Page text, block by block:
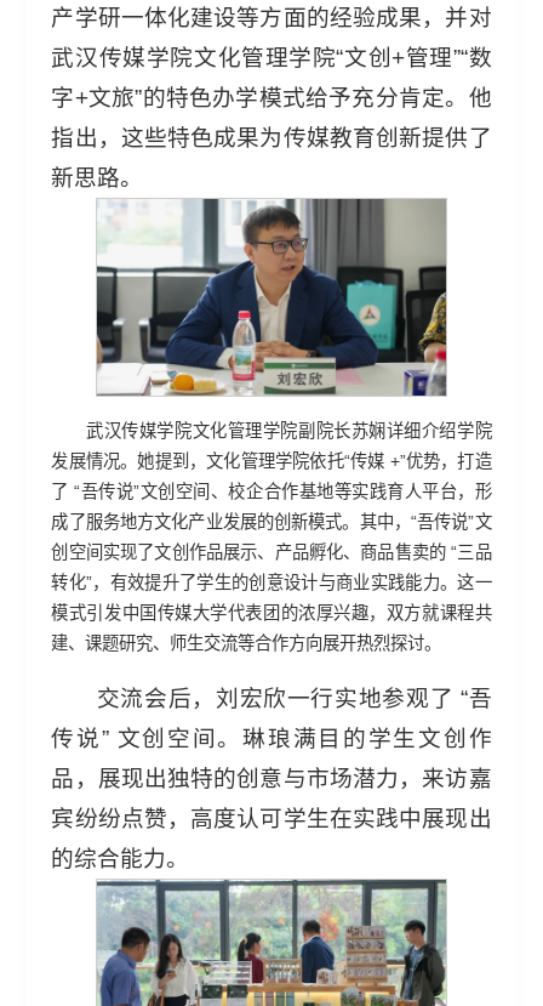
产学研一体化建设等方面的经验成果，并对
武汉传媒学院文化管理学院“文创+管理”“数
字+文旅”的特色办学模式给予充分肯定。他
指出，这些特色成果为传媒教育创新提供了
新思路。
武汉传媒学院文化管理学院副院长苏娴详细介绍学院
发展情况。她提到，文化管理学院依托“传媒 +”优势，打造
了 “吾传说”文创空间、校企合作基地等实践育人平台，形
成了服务地方文化产业发展的创新模式。其中，“吾传说”文
创空间实现了文创作品展示、产品孵化、商品售卖的 “三品
转化”，有效提升了学生的创意设计与商业实践能力。这一
模式引发中国传媒大学代表团的浓厚兴趣，双方就课程共
建、课题研究、师生交流等合作方向展开热烈探讨。
交流会后，刘宏欣一行实地参观了 “吾
传说” 文创空间。琳琅满目的学生文创作
品，展现出独特的创意与市场潜力，来访嘉
宾纷纷点赞，高度认可学生在实践中展现出
的综合能力。